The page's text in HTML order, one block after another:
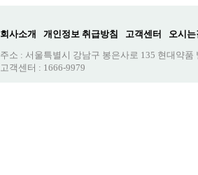
회사소개 개인정보 취급방침 고객센터
오시는
주소 : 서울특별시 강남구 봉은사로 135 현대약품
고객센터 : 1666-9979